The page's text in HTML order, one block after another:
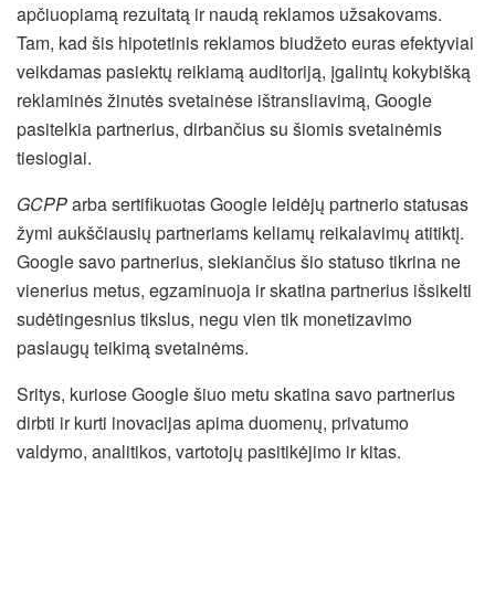
apčiuopiamą rezultatą ir naudą reklamos užsakovams.
Tam, kad šis hipotetinis reklamos biudžeto euras efektyviai
veikdamas pasiektų reikiamą auditoriją, įgalintų kokybišką
reklaminės žinutės svetainėse ištransliavimą, Google
pasitelkia partnerius, dirbančius su šiomis svetainėmis
tiesiogiai.
GCPParba sertifikuotas Google leidėjų partnerio statusas
žymi aukščiausių partneriams keliamų reikalavimų atitiktį.
Google savo partnerius, siekiančius šio statuso tikrina ne
vienerius metus, egzaminuoja ir skatina partnerius išsikelti
sudėtingesnius tikslus, negu vien tik monetizavimo
paslaugų teikimą svetainėms.
Sritys, kuriose Google šiuo metu skatina savo partnerius
dirbti ir kurti inovacijas apima duomenų, privatumo
valdymo, analitikos, vartotojų pasitikėjimo ir kitas.